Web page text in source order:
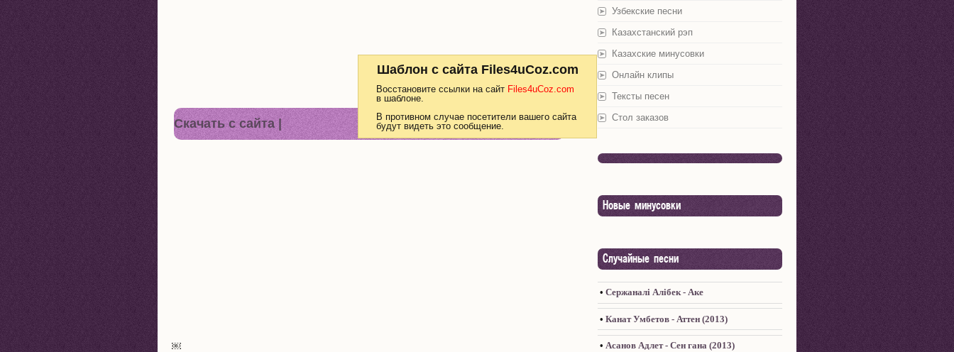
Шаблон с сайта Files4uCoz.com
Восстановите ссылки на сайт Files4uCoz.com
в шаблоне.
В противном случае посетители вашего сайта
будут видеть это сообщение.
Cкачать с сайта |
￼
Узбекские песни
Казахстанский рэп
Казахские минусовки
Онлайн клипы
Тексты песен
Стол заказов
Новые минусовки
Случайные песни
• Сержаналi Алiбек - Аке
• Канат Умбетов - Аттен (2013)
• Асанов Адлет - Сен гана (2013)